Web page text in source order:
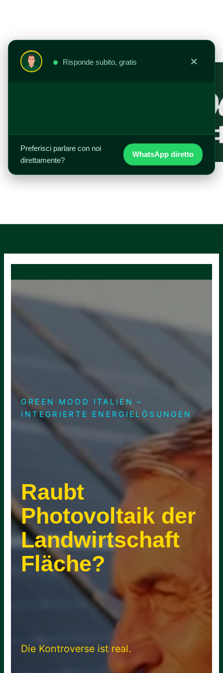
Risponde subito, gratis ×
Preferisci parlare con noi
direttamente?
WhatsApp diretto
GREEN MOOD ITALIEN –
INTEGRIERTE ENERGIELÖSUNGEN
Raubt
Photovoltaik der
Landwirtschaft
Fläche?
Die Kontroverse ist real.